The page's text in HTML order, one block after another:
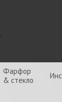
Фарфор
& стекло